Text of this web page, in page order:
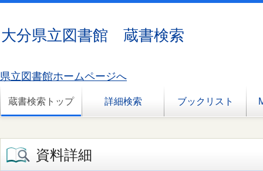
大分県立図書館 蔵書検索
県立図書館ホームページへ
蔵書検索トップ 詳細検索 ブックリスト
資料詳細